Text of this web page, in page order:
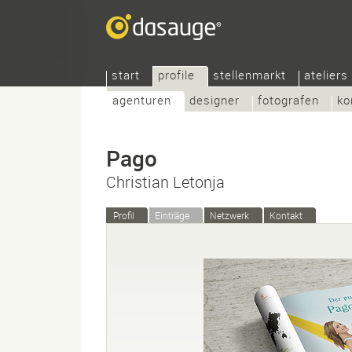
start
profile
agenturen
designer fotografen
stellenmarkt ateliers
Pago
Christian Letonja
Profil Einträge Netzwerk Kontakt